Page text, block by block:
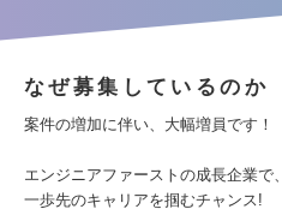
なぜ募集しているのか
案件の増加に伴い、大幅増員です！
エンジニアファーストの成長企業で、
一歩先のキャリアを掴むチャンス!